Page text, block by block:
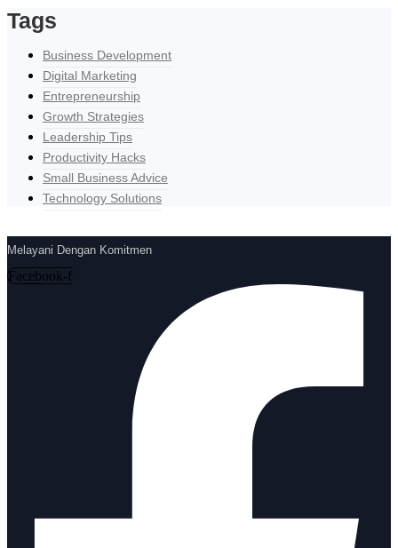
Tags
Business Development
Digital Marketing
Entrepreneurship
Growth Strategies
Leadership Tips
Productivity Hacks
Small Business Advice
Technology Solutions
Melayani Dengan Komitmen
Facebook-f